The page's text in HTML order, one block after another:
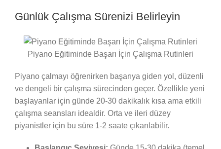
Günlük Çalışma Sürenizi Belirleyin
Piyano Eğitiminde Başarı İçin Çalışma Rutinleri
Piyano çalmayı öğrenirken başarıya giden yol, düzenli
ve dengeli bir çalışma sürecinden geçer. Özellikle yeni
başlayanlar için günde 20-30 dakikalık kısa ama etkili
çalışma seansları idealdir. Orta ve ileri düzey
piyanistler için bu süre 1-2 saate çıkarılabilir.